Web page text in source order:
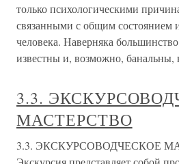
только психологическими
связанными с общим состоянием
человека. Наверняка
известны и, возможно, банальны,
3.3.
МАСТЕРСТВО
3.3. ЭКСКУРСОВОДЧЕСКОЕ